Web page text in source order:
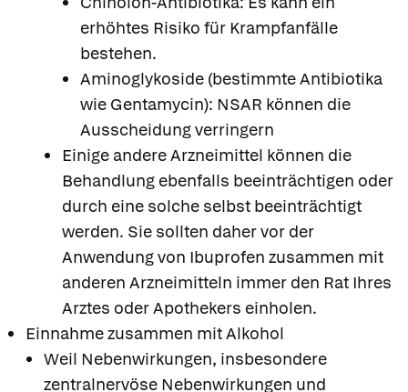
erhöhtes Risiko für Krampfanfälle
bestehen.
Aminoglykoside (bestimmte Antibiotika
wie Gentamycin): NSAR können die
Ausscheidung verringern
Einige andere Arzneimittel können die
Behandlung ebenfalls beeinträchtigen oder
durch eine solche selbst beeinträchtigt
werden. Sie sollten daher vor der
Anwendung von Ibuprofen zusammen mit
anderen Arzneimitteln immer den Rat Ihres
Arztes oder Apothekers einholen.
Einnahme zusammen mit Alkohol
Weil Nebenwirkungen, insbesondere
zentralnervöse Nebenwirkungen und
Apotheken in
Ihrer Nähe